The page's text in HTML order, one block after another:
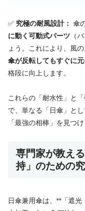
✅ 究極の耐風設計： 傘
に動く可動式パーツ （
ょう。これにより、風
傘が反転してもすぐに
格段に向上します。
これらの「耐水性」と
で、単なる「日傘」と
「最強の相棒」を見つ
専門家が教え
持」のための
日傘兼用傘は、**「遮光